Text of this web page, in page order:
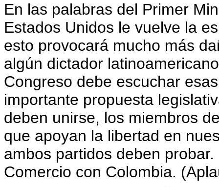
En las palabras del Primer
Estados Unidos le vuelve la
esto provocará mucho más
algún dictador
Congreso debe escuchar
importante propuesta
deben unirse, los miembros
que apoyan la libertad en
ambos partidos deben
Comercio con Colombia.